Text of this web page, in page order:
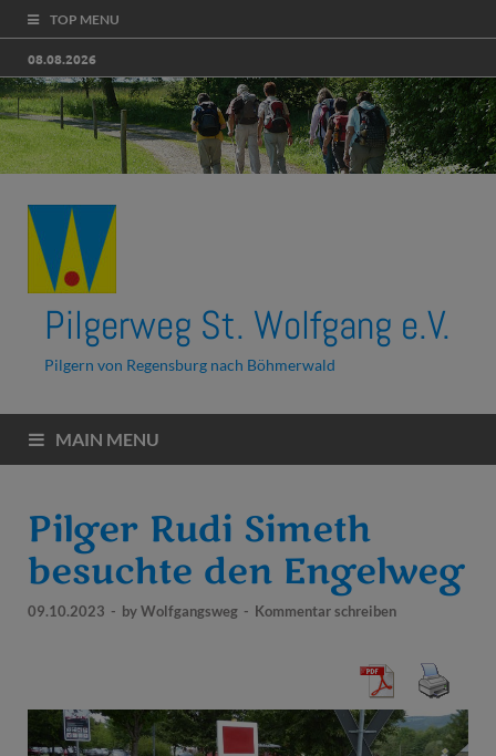
TOP MENU
08.08.2026
Pilgerweg St. Wolfgang e.V.
Pilgern von Regensburg nach Böhmerwald
MAIN MENU
Pilger Rudi Simeth
besuchte den Engelweg
09.10.2023 - byWolfgangsweg - Kommentar schreiben